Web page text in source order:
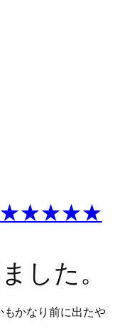
★★★★★
した。
かなり前に出たや